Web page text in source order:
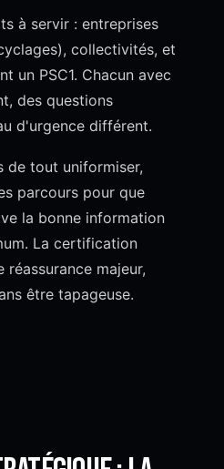
à servir : entreprises
collectivités, et
un PSC1. Chacun avec
des questions
d'urgence différent.
de tout uniformiser,
parcours pour que
la bonne information
La certification
réassurance majeur,
être tapageuse.